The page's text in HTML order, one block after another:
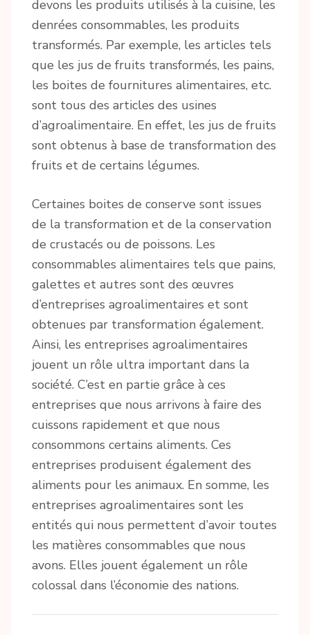
devons les produits utilisés à la cuisine, les
denrées consommables, les produits
transformés. Par exemple, les articles tels
que les jus de fruits transformés, les pains,
les boites de fournitures alimentaires, etc.
sont tous des articles des usines
d’agroalimentaire. En effet, les jus de fruits
sont obtenus à base de transformation des
fruits et de certains légumes.
Certaines boites de conserve sont issues
de la transformation et de la conservation
de crustacés ou de poissons. Les
consommables alimentaires tels que pains,
galettes et autres sont des œuvres
d’entreprises agroalimentaires et sont
obtenues par transformation également.
Ainsi, les entreprises agroalimentaires
jouent un rôle ultra important dans la
société. C’est en partie grâce à ces
entreprises que nous arrivons à faire des
cuissons rapidement et que nous
consommons certains aliments. Ces
entreprises produisent également des
aliments pour les animaux. En somme, les
entreprises agroalimentaires sont les
entités qui nous permettent d’avoir toutes
les matières consommables que nous
avons. Elles jouent également un rôle
colossal dans l’économie des nations.